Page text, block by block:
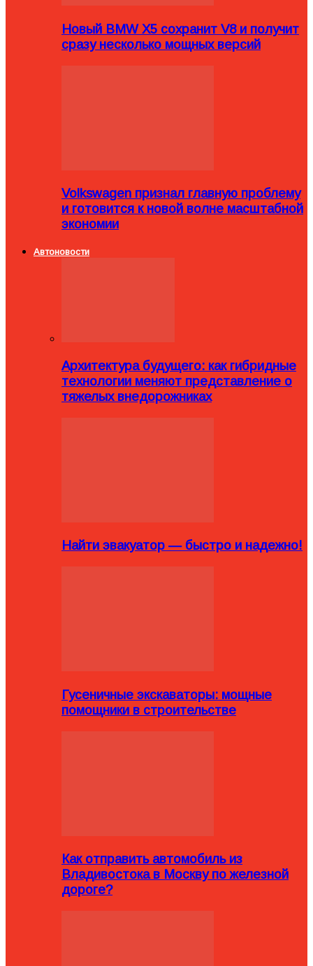
Новый BMW X5 сохранит V8 и получит
сразу несколько мощных версий
Volkswagen признал главную проблему
и готовится к новой волне масштабной
экономии
Автоновости
Архитектура будущего: как гибридные
технологии меняют представление о
тяжелых внедорожниках
Найти эвакуатор — быстро и надежно!
Гусеничные экскаваторы: мощные
помощники в строительстве
Как отправить автомобиль из
Владивостока в Москву по железной
дороге?